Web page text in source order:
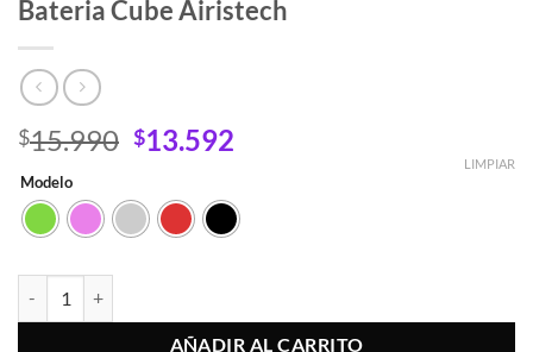
Bateria Cube Airistech
$15.990 El
original
era:
$13.592
es:
Modelo
LIMPIAR
AÑADIR AL CARRITO